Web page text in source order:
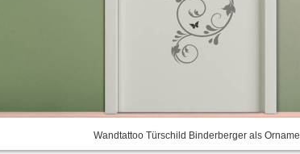
Wandtattoo Türschild Binderberger als